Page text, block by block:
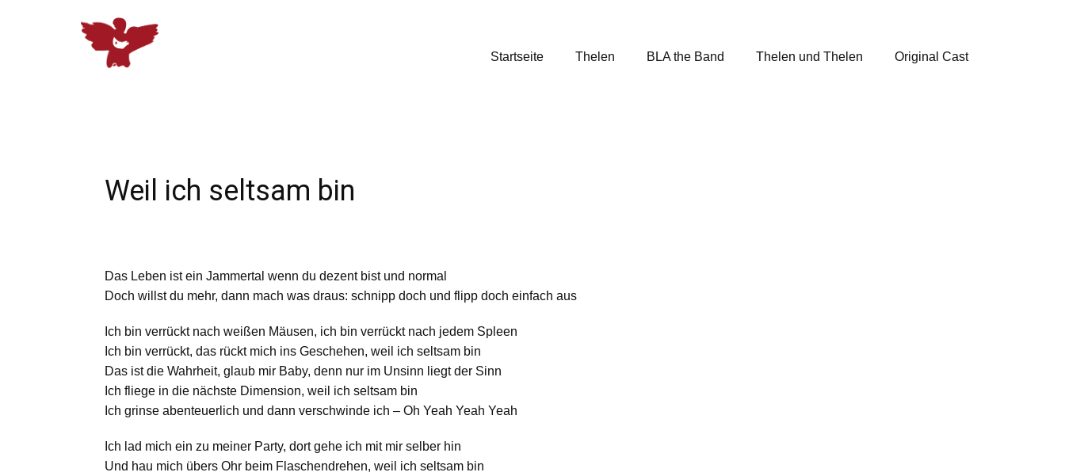
Startseite Thelen BLA the Band Thelen und Thelen Original Cast
Weil ich seltsam bin
Das Leben ist ein Jammertal wenn du dezent bist und normal
Doch willst du mehr, dann mach was draus: schnipp doch und flipp doch einfach aus
Ich bin verrückt nach weißen Mäusen, ich bin verrückt nach jedem Spleen
Ich bin verrückt, das rückt mich ins Geschehen, weil ich seltsam bin
Das ist die Wahrheit, glaub mir Baby, denn nur im Unsinn liegt der Sinn
Ich fliege in die nächste Dimension, weil ich seltsam bin
Ich grinse abenteuerlich und dann verschwinde ich – Oh Yeah Yeah Yeah
Ich lad mich ein zu meiner Party, dort gehe ich mit mir selber hin
Und hau mich übers Ohr beim Flaschendrehen, weil ich seltsam bin